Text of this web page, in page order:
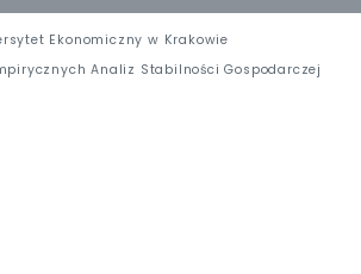
Ekonomiczny w Krakowie
Analiz Stabilności Gospodarczej